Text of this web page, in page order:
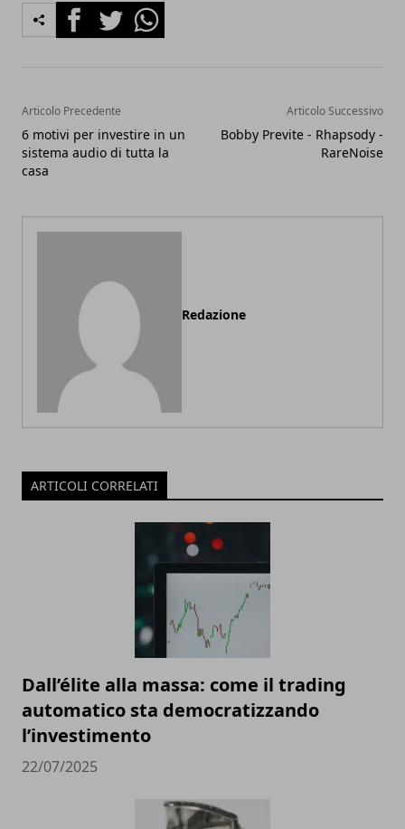
FacebookTwitterWhatsapp
Articolo Precedente
6 motivi per investire in un
sistema audio di tutta la
casa
Articolo Successivo
Bobby Previte - Rhapsody -
RareNoise
Redazione
ARTICOLI CORRELATI
Dall’élite alla massa: come il trading
automatico sta democratizzando
l’investimento
22/07/2025